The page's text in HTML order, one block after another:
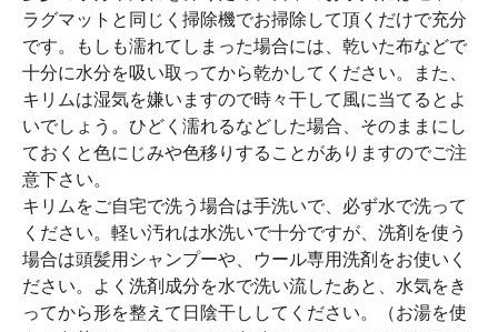
ラグマットと同じく掃除機でお掃除して頂くだけで充分
です。もしも濡れてしまった場合には、乾いた布などで
十分に水分を吸い取ってから乾かしてください。また、
キリムは湿気を嫌いますので時々干して風に当てるとよ
いでしょう。ひどく濡れるなどした場合、そのままにし
ておくと色にじみや色移りすることがありますのでご注
意下さい。
キリムをご自宅で洗う場合は手洗いで、必ず水で洗って
ください。軽い汚れは水洗いで十分ですが、洗剤を使う
場合は頭髪用シャンプーや、ウール専用洗剤をお使いく
ださい。よく洗剤成分を水で洗い流したあと、水気をき
ってから形を整えて日陰干ししてください。（お湯を使